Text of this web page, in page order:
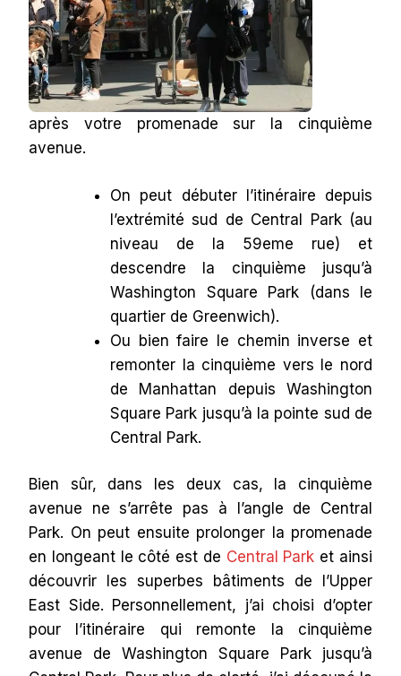
après votre promenade sur la cinquième
avenue.
On peut débuter l’itinéraire depuis
l’extrémité sud de Central Park (au
niveau de la 59eme rue) et
descendre la cinquième jusqu’à
Washington Square Park (dans le
quartier de Greenwich).
Ou bien faire le chemin inverse et
remonter la cinquième vers le nord
de Manhattan depuis Washington
Square Park jusqu’à la pointe sud de
Central Park.
Bien sûr, dans les deux cas, la cinquième
avenue ne s’arrête pas à l’angle de Central
Park. On peut ensuite prolonger la promenade
en longeant le côté est de Central Park et ainsi
découvrir les superbes bâtiments de l’Upper
East Side. Personnellement, j’ai choisi d’opter
pour l’itinéraire qui remonte la cinquième
avenue de Washington Square Park jusqu’à